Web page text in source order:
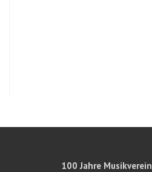
100 Jahre Musikverein